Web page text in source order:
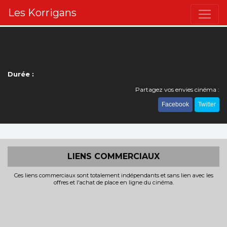
Les Korrigans
Durée :
Partagez vos envies cinéma :
Facebook Twitter
LIENS COMMERCIAUX
Ces liens commerciaux sont totalement indépendants et sans lien avec les
offres et l'achat de place en ligne du cinéma.